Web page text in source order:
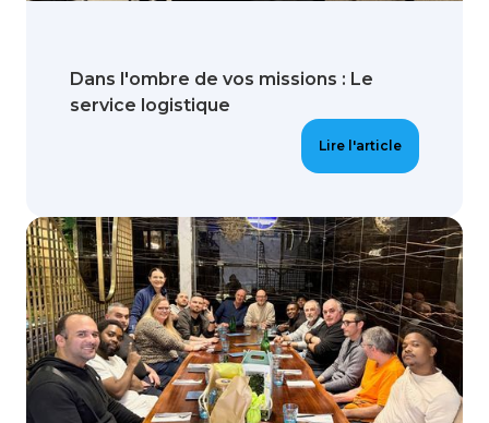
Dans l'ombre de vos missions : Le
service logistique
Lire l'article